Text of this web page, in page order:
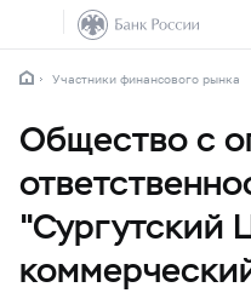
Участники финансового рынка
Общество с
"Сургутский